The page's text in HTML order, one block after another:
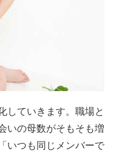
していきます。職場と
いの母数がそもそも増
いつも同じメンバーで